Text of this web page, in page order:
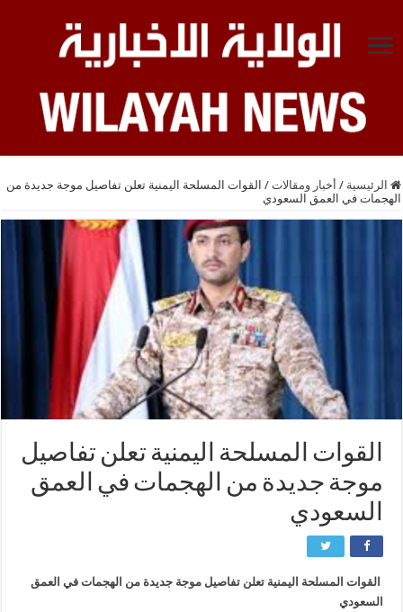
الرئيسية / أخبار ومقالات / القوات المسلحة اليمنية تعلن تفاصيل موجة جديدة من
الهجمات في العمق السعودي
القوات المسلحة اليمنية تعلن تفاصيل
موجة جديدة من الهجمات في العمق
السعودي
القوات المسلحة اليمنية تعلن تفاصيل موجة جديدة من الهجمات في العمق
السعودي